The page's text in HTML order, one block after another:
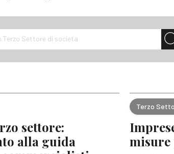
Terzo Settore di societa
settore:
alla guida
Terzo
misure